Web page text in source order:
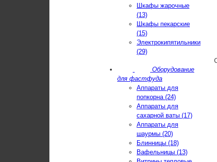
Шкафы жарочные
(13)
Шкафы пекарские
(15)
Электрокипятильники
(29)
Оборудование
для фастфуда
Аппараты для
попкорна (24)
Аппараты для
сахарной ваты (17)
Аппараты для
шаурмы (20)
Блинницы (18)
Вафельницы (13)